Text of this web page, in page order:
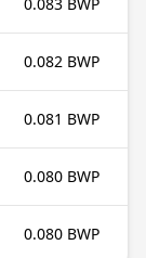
0.082 BWP
0.081 BWP
0.080 BWP
0.080 BWP